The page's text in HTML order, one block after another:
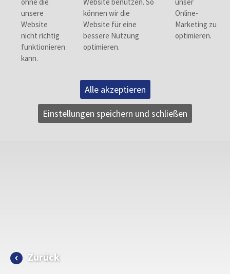
Zurück
Alle akzeptieren
Einstellungen speichern und schließen